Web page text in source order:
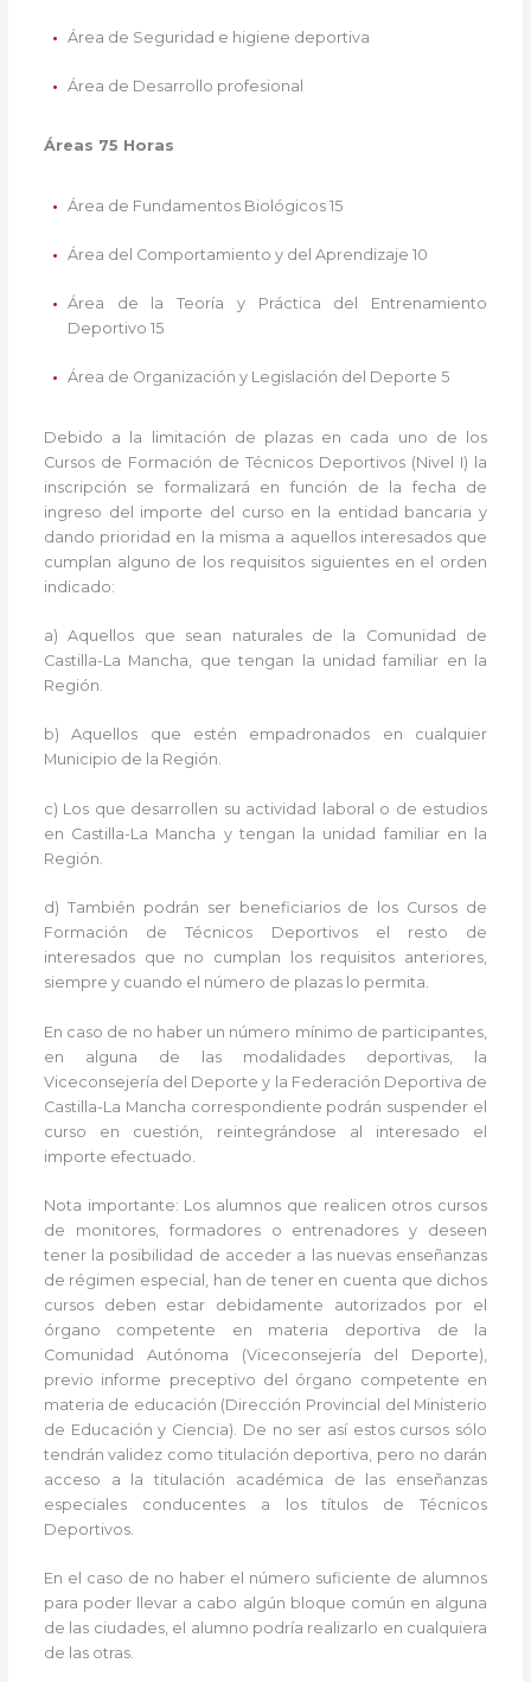
Área de Seguridad e higiene deportiva
Área de Desarrollo profesional
Áreas 75 Horas
Área de Fundamentos Biológicos 15
Área del Comportamiento y del Aprendizaje 10
Área de la Teoría y Práctica del Entrenamiento
Deportivo 15
Área de Organización y Legislación del Deporte 5
Debido a la limitación de plazas en cada uno de los
Cursos de Formación de Técnicos Deportivos (Nivel I) la
inscripción se formalizará en función de la fecha de
ingreso del importe del curso en la entidad bancaria y
dando prioridad en la misma a aquellos interesados que
cumplan alguno de los requisitos siguientes en el orden
indicado:
a) Aquellos que sean naturales de la Comunidad de
Castilla-La Mancha, que tengan la unidad familiar en la
Región.
b) Aquellos que estén empadronados en cualquier
Municipio de la Región.
c) Los que desarrollen su actividad laboral o de estudios
en Castilla-La Mancha y tengan la unidad familiar en la
Región.
d) También podrán ser beneficiarios de los Cursos de
Formación de Técnicos Deportivos el resto de
interesados que no cumplan los requisitos anteriores,
siempre y cuando el número de plazas lo permita.
En caso de no haber un número mínimo de participantes,
en alguna de las modalidades deportivas, la
Viceconsejería del Deporte y la Federación Deportiva de
Castilla-La Mancha correspondiente podrán suspender el
curso en cuestión, reintegrándose al interesado el
importe efectuado.
Nota importante: Los alumnos que realicen otros cursos
de monitores, formadores o entrenadores y deseen
tener la posibilidad de acceder a las nuevas enseñanzas
de régimen especial, han de tener en cuenta que dichos
cursos deben estar debidamente autorizados por el
órgano competente en materia deportiva de la
Comunidad Autónoma (Viceconsejería del Deporte),
previo informe preceptivo del órgano competente en
materia de educación (Dirección Provincial del Ministerio
de Educación y Ciencia). De no ser así estos cursos sólo
tendrán validez como titulación deportiva, pero no darán
acceso a la titulación académica de las enseñanzas
especiales conducentes a los títulos de Técnicos
Deportivos.
En el caso de no haber el número suficiente de alumnos
para poder llevar a cabo algún bloque común en alguna
de las ciudades, el alumno podría realizarlo en cualquiera
de las otras.